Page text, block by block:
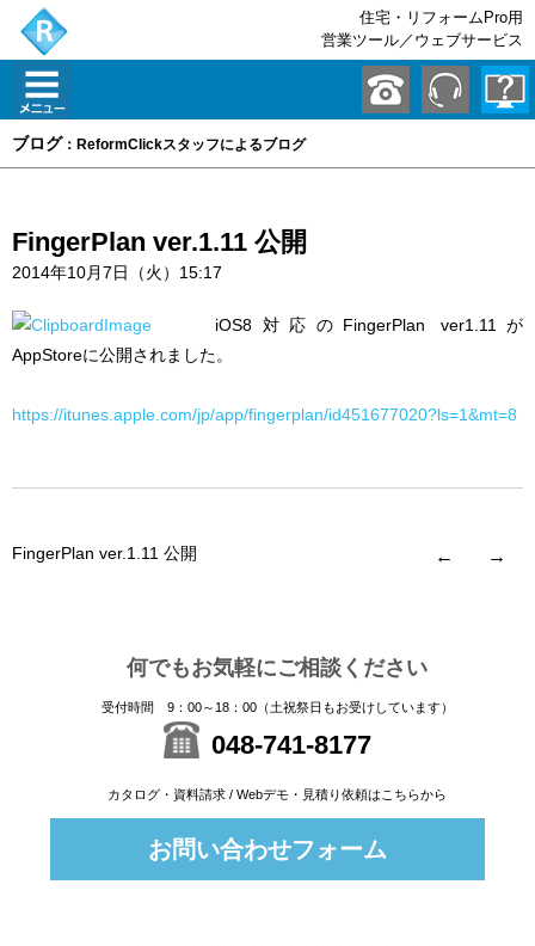
住宅・リフォームPro用
営業ツール／ウェブサービス
ブログ：ReformClickスタッフによるブログ
FingerPlan ver.1.11 公開
2014年10月7日（火）15:17
iOS8対応のFingerPlan ver1.11が
AppStoreに公開されました。
https://itunes.apple.com/jp/app/fingerplan/id451677020?ls=1&mt=8
FingerPlan ver.1.11 公開 →
←
何でもお気軽にご相談ください
受付時間 9：00～18：00（土祝祭日もお受けしています）
048-741-8177
カタログ・資料請求 / Webデモ・見積り依頼はこちらから
お問い合わせフォーム